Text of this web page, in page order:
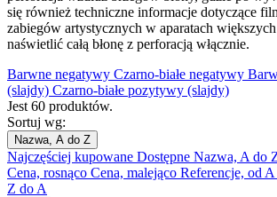
się również techniczne informacje dotyczące
zabiegów artystycznych w aparatach
naświetlić całą błonę z perforacją włącznie.
Barwne negatywy Czarno-białe negatywy
(slajdy) Czarno-białe pozytywy (slajdy)
Jest 60 produktów.
Sortuj wg:
Nazwa, A do Z
Najczęściej kupowane Dostępne Nazwa, A do
Cena, rosnąco Cena, malejąco Referencje, od
Z do A